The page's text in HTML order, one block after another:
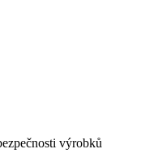
výrobků